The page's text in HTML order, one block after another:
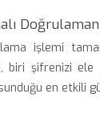
işlemi
biri şifrenizi ele
en etkili